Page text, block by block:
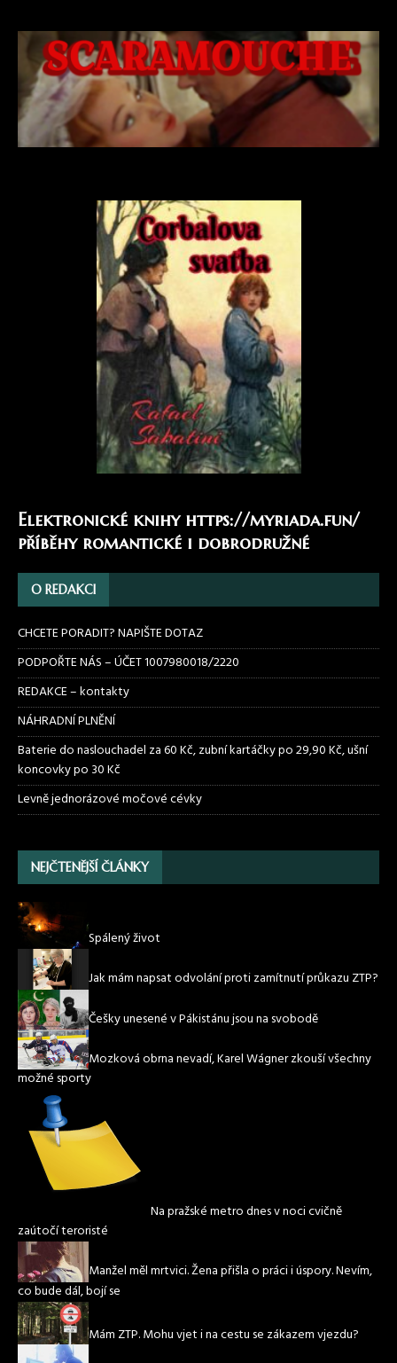
Elektronické knihy https://myriada.fun/
příběhy romantické i dobrodružné
O REDAKCI
CHCETE PORADIT? NAPIŠTE DOTAZ
PODPOŘTE NÁS – ÚČET 1007980018/2220
REDAKCE – kontakty
NÁHRADNÍ PLNĚNÍ
Baterie do naslouchadel za 60 Kč, zubní kartáčky po 29,90 Kč, ušní
koncovky po 30 Kč
Levně jednorázové močové cévky
NEJČTENĚJŠÍ ČLÁNKY
Spálený život
Jak mám napsat odvolání proti zamítnutí průkazu ZTP?
Češky unesené v Pákistánu jsou na svobodě
Mozková obrna nevadí, Karel Wágner zkouší všechny
možné sporty
Na pražské metro dnes v noci cvičně
zaútočí teroristé
Manžel měl mrtvici. Žena přišla o práci i úspory. Nevím,
co bude dál, bojí se
Mám ZTP. Mohu vjet i na cestu se zákazem vjezdu?